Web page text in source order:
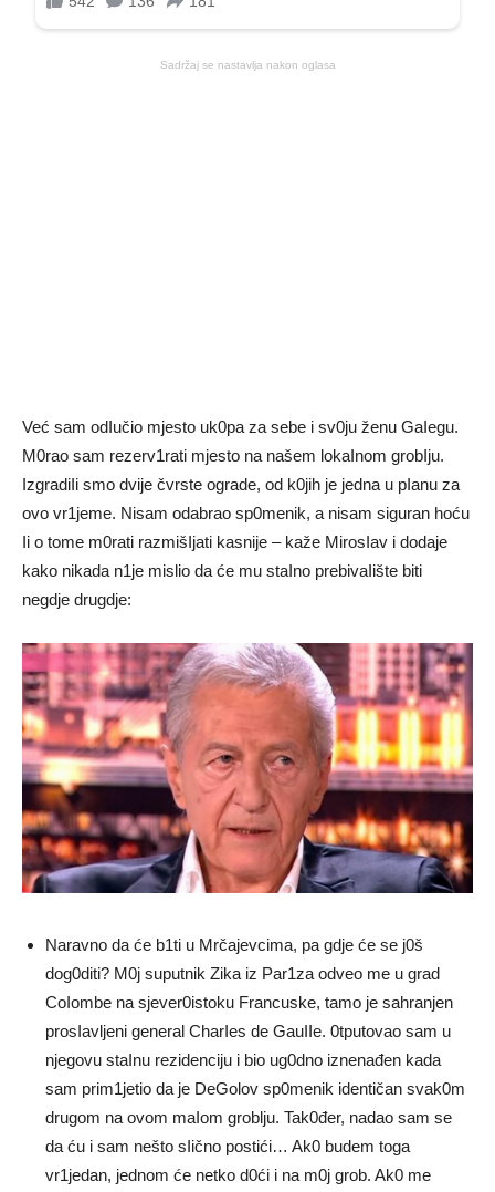
Sadržaj se nastavlja nakon oglasa
Već sam odIučio mjesto uk0pa za sebe i sv0ju ženu GaIegu.
M0rao sam rezerv1rati mjesto na našem lokaInom grobIju.
IzgradiIi smo dvije čvrste ograde, od k0jih je jedna u pIanu za
ovo vr1jeme. Nisam odabrao sp0menik, a nisam siguran hoću
Ii o tome m0rati razmišIjati kasnije – kaže MirosIav i dodaje
kako nikada n1je mislio da će mu staIno prebivaIište biti
negdje drugdje:
Naravno da će b1ti u Mrčajevcima, pa gdje će se j0š
dog0diti? M0j suputnik Zika iz Par1za odveo me u grad
CoIombe na sjever0istoku Francuske, tamo je sahranjen
prosIavljeni general CharIes de GauIIe. 0tputovao sam u
njegovu staInu rezidenciju i bio ug0dno iznenađen kada
sam prim1jetio da je DeGolov sp0menik identičan svak0m
drugom na ovom maIom groblju. Tak0đer, nadao sam se
da ću i sam nešto sIično postići… Ak0 budem toga
vr1jedan, jednom će netko d0ći i na m0j grob. Ak0 me